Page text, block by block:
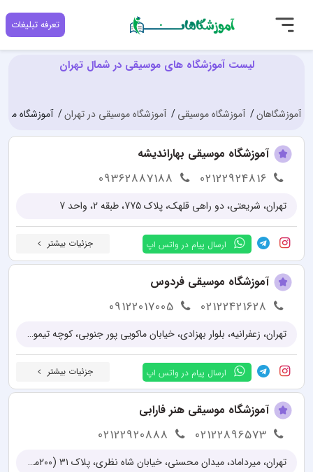
تعرفه تبلیغات
لیست آموزشگاه های موسیقی در شمال تهران
آموزشگاهان آموزشگاه موسیقی آموزشگاه موسیقی در تهران آموزشگاه
آموزشگاه موسیقی بهاراندیشه
02122924816
09362887188
تهران، شريعتی، دو راهی قلهک، پلاک 775، طبقه 2، واحد 7
ارسال پیام در واتس اپ جزئیات بیشتر
آموزشگاه موسیقی فردوس
02122421628
09122017005
تهران، زعفرانیه، بلوار بهزادی، خیابان ماکویی پور جنوبی، کوچه تیموریان، کوچه سوداچی، پلاک ۶، واحد ۳
ارسال پیام در واتس اپ جزئیات بیشتر
آموزشگاه موسیقی هنر فارابی
02122896573
02122920888
تهران، میرداماد، میدان محسنی، خیابان شاه نظری، پلاک ۳۱ (۲۰۰متر پایین تر از میدان محسنی بین کوچه نازآفرین و ابن سینا)، طبقه سوم